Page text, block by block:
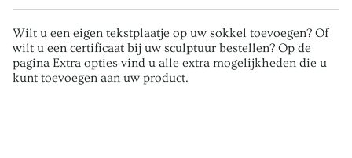
Wilt u een eigen tekstplaatje op uw sokkel toevoegen? Of
wilt u een certificaat bij uw sculptuur bestellen? Op de
pagina Extra opties vind u alle extra mogelijkheden die u
kunt toevoegen aan uw product.